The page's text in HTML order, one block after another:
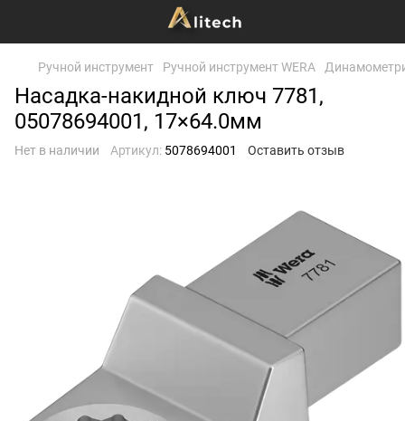
Ручной инструмент Ручной инструмент WERA
Насадка-накидной ключ 7781,
05078694001, 17×64.0мм
Нет в наличии Артикул: 5078694001 Оставить отзыв